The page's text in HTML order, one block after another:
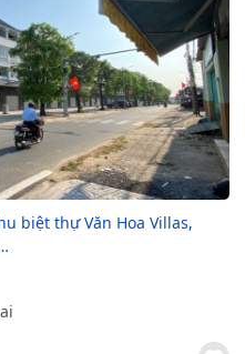
biệt thự Văn Hoa Villas,